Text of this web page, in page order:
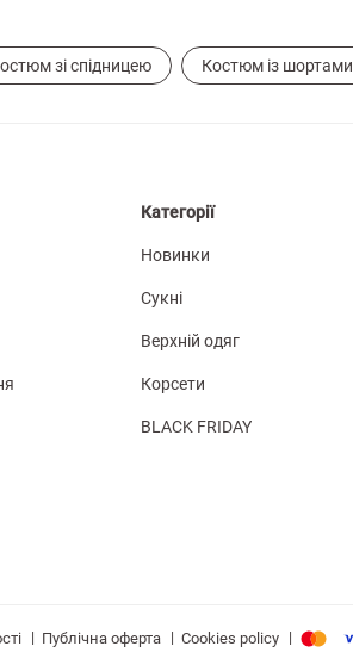
зі спідницею Костюм із шортами
Категорії
Новинки
Сукні
Верхній одяг
Корсети
BLACK FRIDAY
| Публічна оферта | Cookies policy |